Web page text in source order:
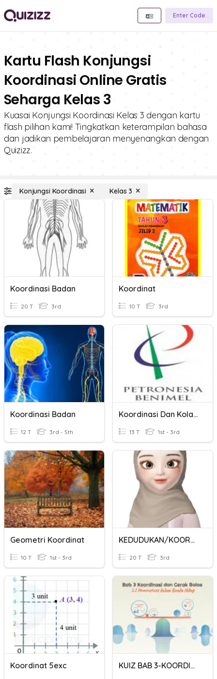
Enter Code
Kartu Flash Konjungsi
Koordinasi Online Gratis
Seharga Kelas 3
Kuasai Konjungsi Koordinasi Kelas 3 dengan kartu
flash pilihan kami! Tingkatkan keterampilan bahasa
dan jadikan pembelajaran menyenangkan dengan
Quizizz.
Konjungsi Koordinasi Kelas 3
Koordinasi Badan
20 T 3rd
Koordinat
10 T 3rd
Koordinasi Badan
12 T 3rd - 5th
Koordinasi Dan Kolaborasi
13 T 1st - 3rd
Geometri Koordinat
10 T 1st - 3rd
KEDUDUKAN/KOORDINAT
20 T 3rd
Koordinat 5exc KUIZ BAB 3-KOORDINASI